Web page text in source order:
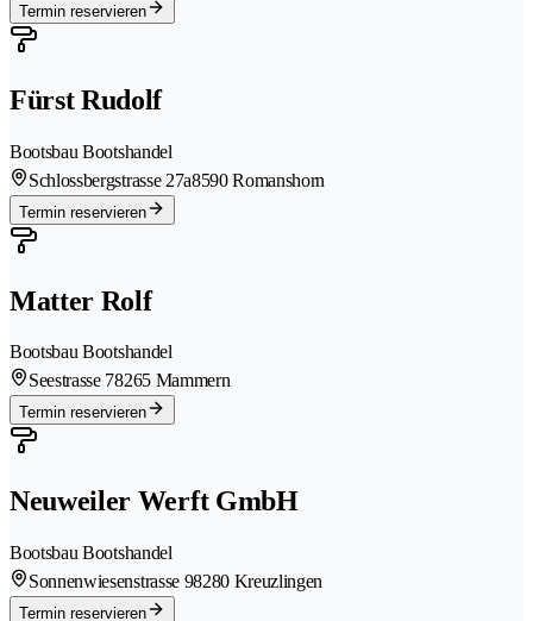
Termin reservieren
Fürst Rudolf
Bootsbau Bootshandel
Schlossbergstrasse 27a8590 Romanshorn
Termin reservieren
Matter Rolf
Bootsbau Bootshandel
Seestrasse 78265 Mammern
Termin reservieren
Neuweiler Werft GmbH
Bootsbau Bootshandel
Sonnenwiesenstrasse 98280 Kreuzlingen
Termin reservieren